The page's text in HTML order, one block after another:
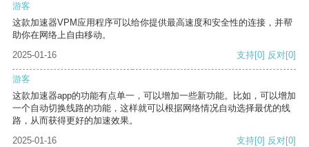
游客
这款加速器VPM应用程序可以给你提供最高速度和安全性的连接，并帮
助你在网络上自由移动。
2025-01-16
支持[0] 反对[0]
游客
这款加速器app的功能有点单一，可以增加一些新功能。比如，可以增加
一个自动切换线路的功能，这样就可以根据网络情况自动选择最优的线
路，从而获得更好的加速效果。
2025-01-16
支持[0] 反对[0]